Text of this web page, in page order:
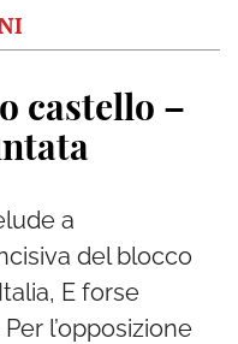
castello –
a
del blocco
E forse
l’opposizione